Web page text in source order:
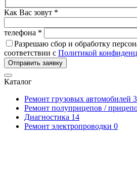
Как Вас зовут *
телефона *
Разрешаю сбор и обработку
соответствии с Политикой
Отправить заявку
Каталог
Ремонт грузовых автомобилей
Ремонт полуприцепов /
Диагностика 14
Ремонт электропроводки 0